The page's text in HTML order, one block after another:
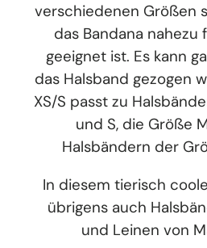
verschiedenen Größen
das Bandana nahezu
geeignet ist. Es kann
das Halsband gezogen
XS/S passt zu
und S, die Größe
Halsbändern der
In diesem tierisch
übrigens auch
und Leinen von